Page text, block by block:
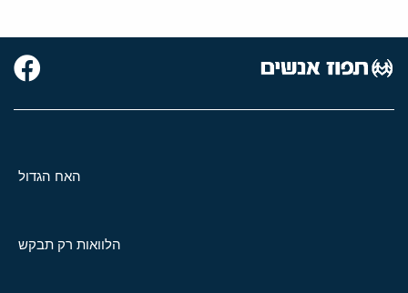
האח הגדול
הלוואות רק תבקש